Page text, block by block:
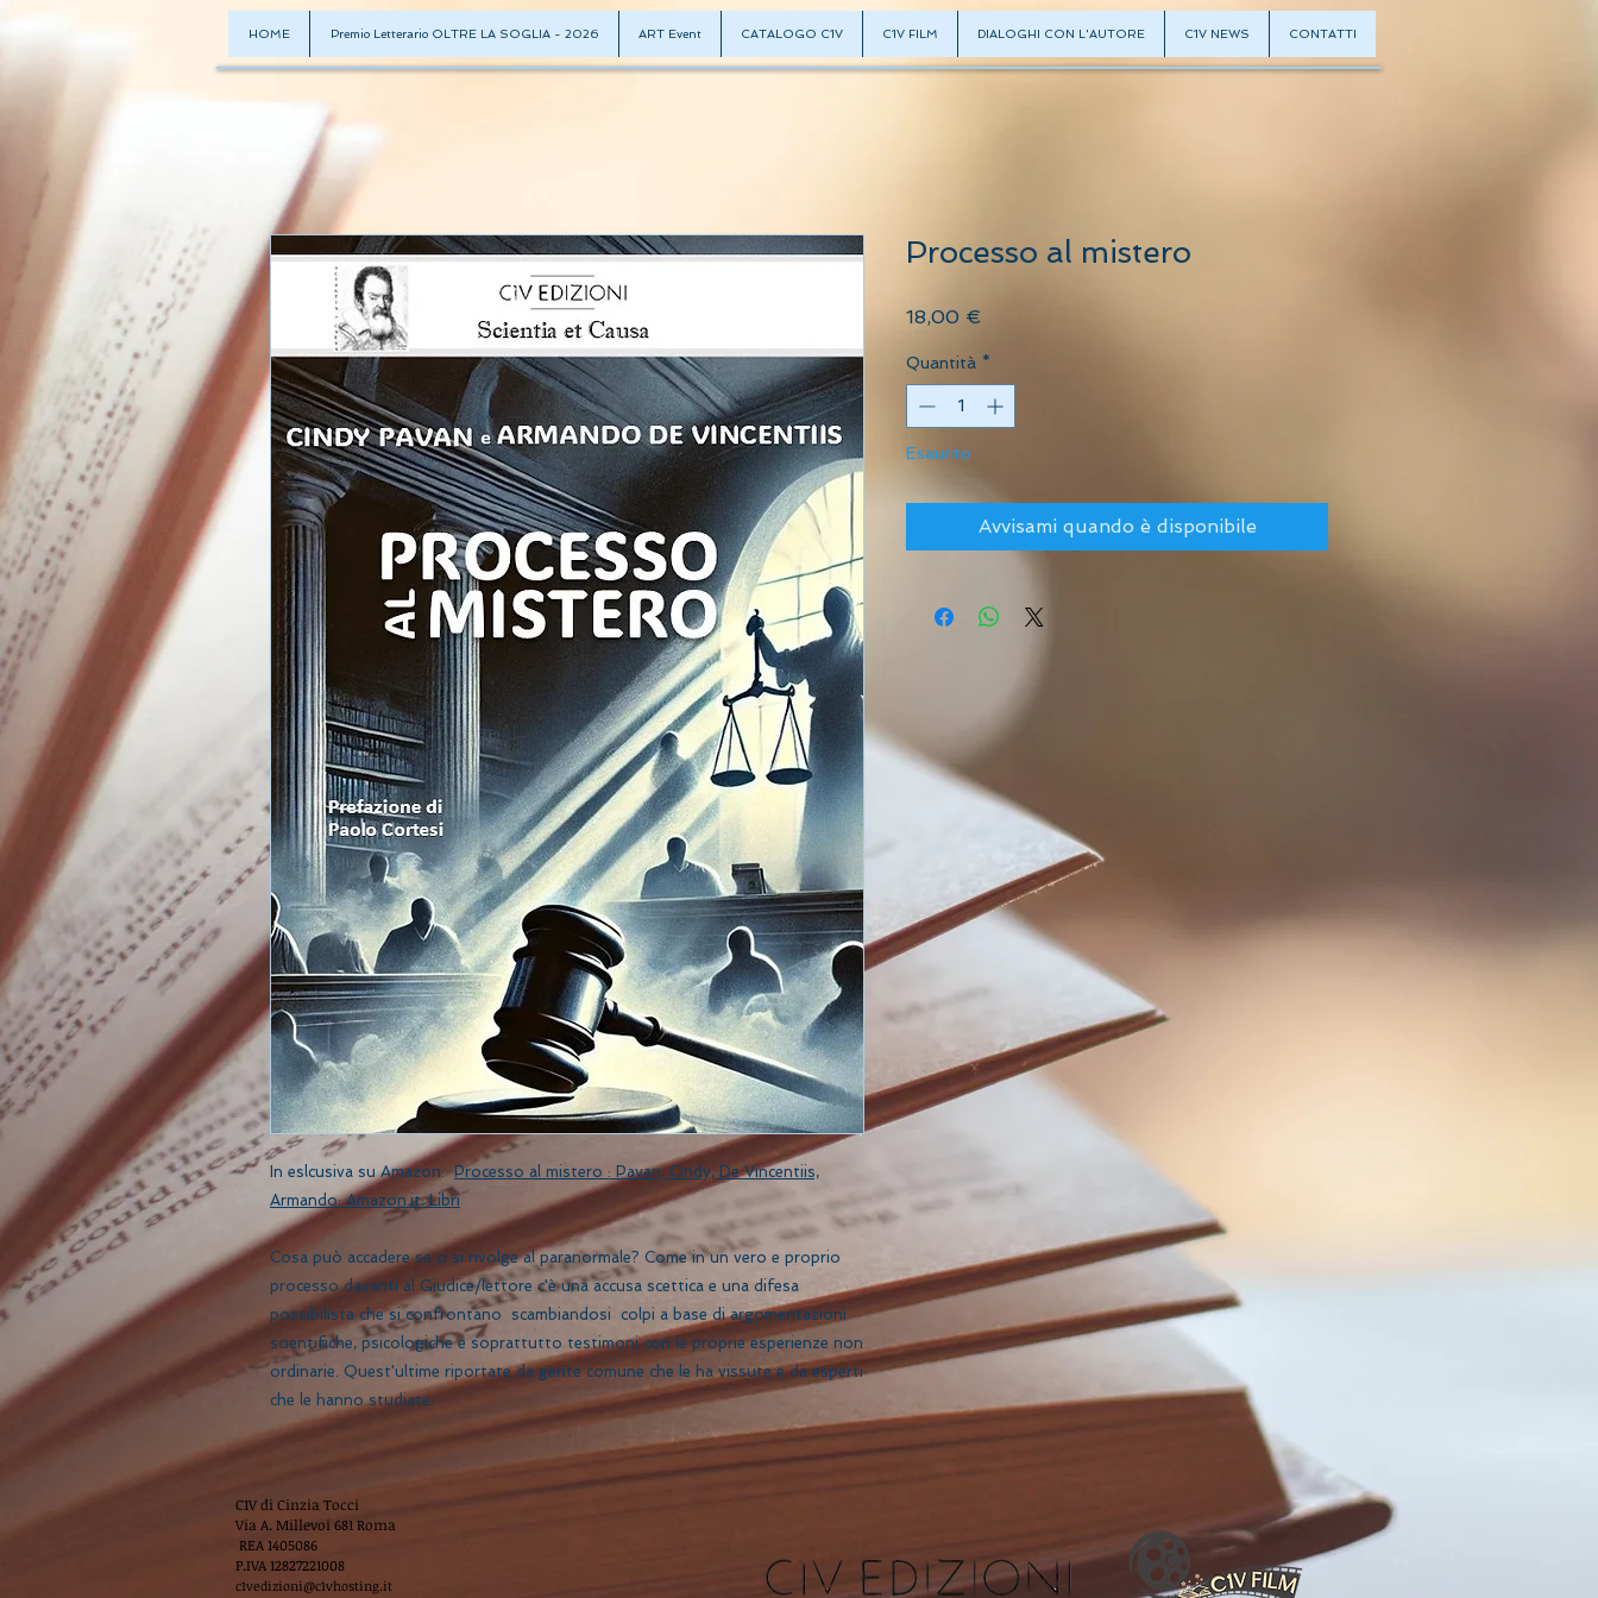
HOME Premio Letterario OLTRE LA SOGLIA - 2026 ART Event CATALOGO C1V C1V FILM DIALOGHI CON L'AUTORE C1V NEWS CONTATTI
In eslcusiva su Amazon:Processo al mistero : Pavan, Cindy, De Vincentiis,
Armando: Amazon.it: Libri
Cosa può accadere se ci si rivolge al paranormale? Come in un vero e proprio
processo davanti al Giudice/lettore c'è una accusa scettica e una difesa
possibilista che si confrontano scambiandosi colpi a base di argomentazioni
scientifiche, psicologiche e soprattutto testimoni con le proprie esperienze non
ordinarie. Quest'ultime riportate da gente comune che le ha vissute e da esperti
che le hanno studiate.
Processo al mistero
18,00 €
Quantità *
Esaurito
Avvisami quando è disponibile
C1V di Cinzia Tocci
Via A. Millevoi 681 Roma
REA 1405086
P.IVA 12827221008
c1vedizioni@c1vhosting.it